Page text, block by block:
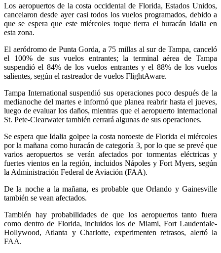
Los aeropuertos de la costa occidental de Florida, Estados Unidos,
cancelaron desde ayer casi todos los vuelos programados, debido a
que se espera que este miércoles toque tierra el huracán Idalia en
esta zona.
El aeródromo de Punta Gorda, a 75 millas al sur de Tampa, canceló
el 100% de sus vuelos entrantes; la terminal aérea de Tampa
suspendió el 84% de los vuelos entrantes y el 88% de los vuelos
salientes, según el rastreador de vuelos FlightAware.
Tampa International suspendió sus operaciones poco después de la
medianoche del martes e informó que planea reabrir hasta el jueves,
luego de evaluar los daños, mientras que el aeropuerto internacional
St. Pete-Clearwater también cerrará algunas de sus operaciones.
Se espera que Idalia golpee la costa noroeste de Florida el miércoles
por la mañana como huracán de categoría 3, por lo que se prevé que
varios aeropuertos se verán afectados por tormentas eléctricas y
fuertes vientos en la región, incluidos Nápoles y Fort Myers, según
la Administración Federal de Aviación (FAA).
De la noche a la mañana, es probable que Orlando y Gainesville
también se vean afectados.
También hay probabilidades de que los aeropuertos tanto fuera
como dentro de Florida, incluidos los de Miami, Fort Lauderdale-
Hollywood, Atlanta y Charlotte, experimenten retrasos, alertó la
FAA.